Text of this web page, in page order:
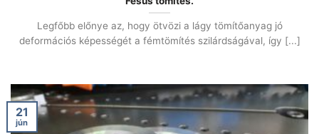
Legfőbb előnye az, hogy ötvözi a lágy tömítőanyag jó
deformációs képességét a fémtömítés szilárdságával, így [...]
21
jún